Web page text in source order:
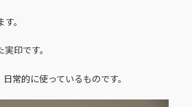
。
印です。
常的に使っているものです。